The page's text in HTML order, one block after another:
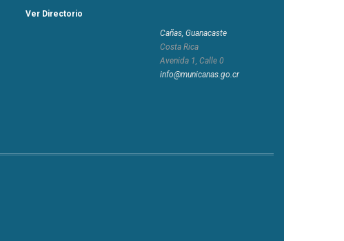
Ver Directorio
Cañas, Guanacaste
Costa Rica
Avenida 1, Calle 0
info@municanas.go.cr